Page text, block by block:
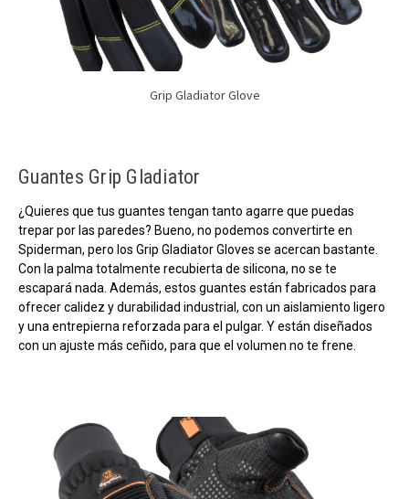
Grip Gladiator Glove
Guantes Grip Gladiator
¿Quieres que tus guantes tengan tanto agarre que puedas
trepar por las paredes? Bueno, no podemos convertirte en
Spiderman, pero los Grip Gladiator Gloves se acercan bastante.
Con la palma totalmente recubierta de silicona, no se te
escapará nada. Además, estos guantes están fabricados para
ofrecer calidez y durabilidad industrial, con un aislamiento ligero
y una entrepierna reforzada para el pulgar. Y están diseñados
con un ajuste más ceñido, para que el volumen no te frene.